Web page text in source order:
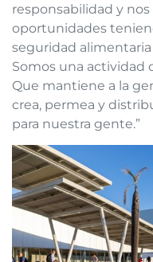
responsabilidad y
oportunidades
seguridad
Somos una actividad
Que mantiene a la
crea, permea y
para nuestra gente.”